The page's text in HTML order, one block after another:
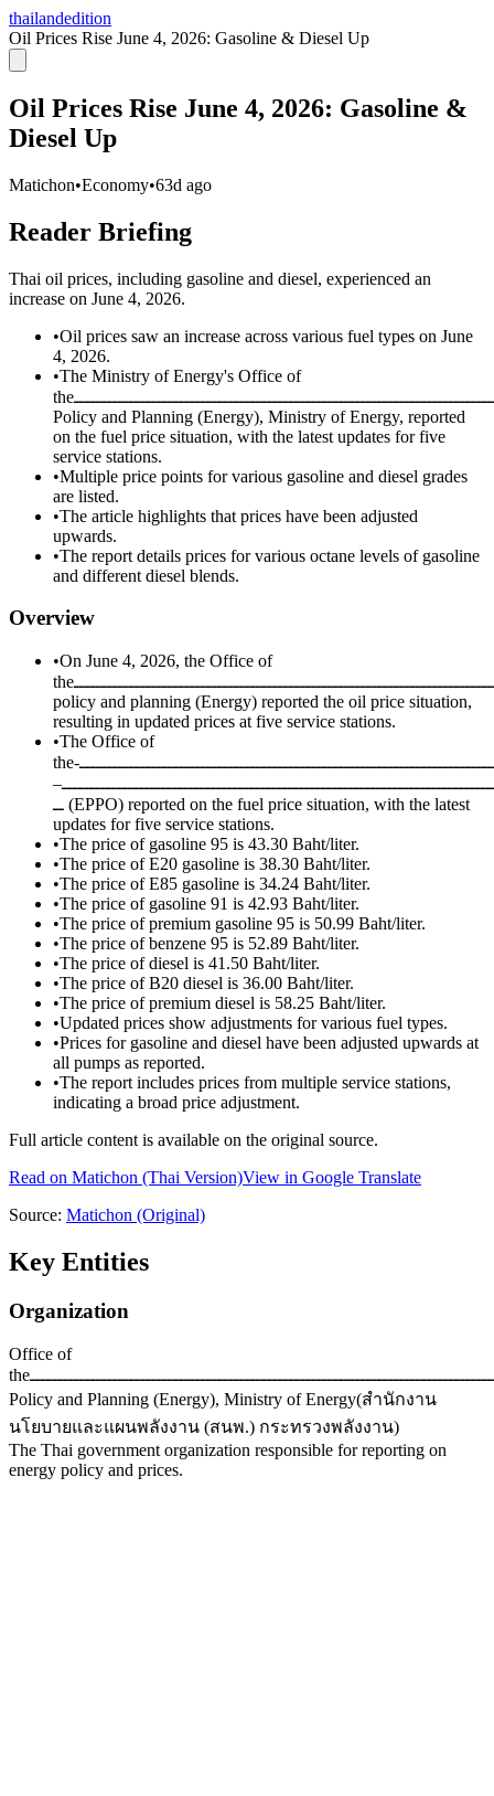
thailandedition
Oil Prices Rise June 4, 2026: Gasoline & Diesel Up
Oil Prices Rise June 4, 2026: Gasoline &
Diesel Up
Matichon•Economy•63d ago
Reader Briefing
Thai oil prices, including gasoline and diesel, experienced an
increase on June 4, 2026.
•Oil prices saw an increase across various fuel types on June
4, 2026.
•The Ministry of Energy's Office of
theـــــــــــــــــــــــــــــــــــــــــــــــــــــــــــــــــــــــــــــــــــــــــــــــــــــــــــــــــــــــــــــــــــــــــــــــــــــــــــــــــــــــــــــــــــــــــــــــــــــــــــــــــــــــــــــــــــــــــــــــــــــــــــــــــــــــــــــــــــــــــــــــــــــــــــــــــــــــــــــــــــــــــــــــــــــــــــــــــــــــــــــــــــــــــــــــــــــــــــــــــــــــــــــــــــــــــــــــــــــــــــــــــــــــــــــــــــــــــــــــــــــــــــــــــــــــــــــــــــــــــــــــــــــــــــــــــــــــــــــــــــــــــــــــــــــــــــــــــــــــــــــــــــــــــــــــــــــــــــــــــــــــــــــــــــــــــــــــــــــــــــــــــــــــــــــــــــــــــــــــــــــــــــــــــــــــــــــــــــــــــــــــــــــــــــــــــــــــــــــــــــــــــــــــــــــــــــــــــــــــــــــــــــــــــــــــــــــــــــــــــــــــــــــــــــــــــــــــــــــــــــــــــــــــــــــــــــــــــــــــــــــــــــــــــــــــــــــــــــــــــــــــــــــــــــــــــــــــــــــــــــــــــــــــــــــــــــــــــــــــــــــــــــــــــــــــــــــــــــــــــــــــــــــــــــــــــــــــــــــــــــــــــــــــــــــــــــــــــــــــــــــــــــــــــــــــــــــــــــــــــــــــــــــــــــــــــــــــــــــــــــــــــــــــــــــــــــــــــــــــــــــــــــــــــــــــــــــــــــــــــــــــــــــــــــــــــــــــــــــــــــــــــــــــــــــــــــــــــــــــــــــــــــــــــــــــــــــــــــــــــــــــــــــــــــــــــــــــــــــــــــــــــــــــــــــــــــــــــــــــــــــــــــــــــــــــــــــــــــــــــــــــــــــــــــــــــــــــــــــــــــــــــــــــــــــــــــــــــــــــــــــــــــــــــــــــــــــــــــــــــــــــــــــــــــــــــــــــــــــــــــــــــــــــــــــــــــــــــــــــــــــــــــــــــــــــــــــــــــــــــــــــــــــــــــــــــــــــــــــــــــــــــــــــــــــــــــــــــــــــــــــــــــــــــــــــــــــــــــــــــــــــــــــــــــــــــــــــــــــــــــــــــــــــــــــــــــــــــــــــــــــــــــــــــــــــــــــــــــــــــــــــــــــــــــــــــــــــــــــــــــــــــــــــــــــــــــــــــــــــــــــــــــــــــــــــــــــــــــــــــــــــــــــــــــــــــــــــــــــــــــــــــــــــــــــــــــــــــــــــــــــــــــــــــــــــــــــــــــــــــــــــــــــــــــــــــــــــــــــــــــــــــــــــــــــــــــــــــــــــــــــــــــــــــــــــــــــــــــــــــــــــــــــــــــــــــــــــــــــــــــــــــــــــــــــــــــــــــــــــــــــــــــــــــــــــــــــــــــــــــــــــــــــــــــــــــــــــــــــــــــــــــــــــــــــــــــــــــــــــــــــــــــــــــــــــــــــــــــــــــــــــــــــــــــــــــــــــــــــــــــــــــــــــــــــــــــــــــــــــــــــــــــــــــــــــــــــــــــــــــــــــــــــــــــــــــــــــــــــــــــــــــــــــــــــــــــــــــــــــــــــــــــــــــــــــــــــــــــــــــــــــــــــــــــــــــــــــــ
Policy and Planning (Energy), Ministry of Energy, reported
on the fuel price situation, with the latest updates for five
service stations.
•Multiple price points for various gasoline and diesel grades
are listed.
•The article highlights that prices have been adjusted
upwards.
•The report details prices for various octane levels of gasoline
and different diesel blends.
Overview
•On June 4, 2026, the Office of
theــــــــــــــــــــــــــــــــــــــــــــــــــــــــــــــــــــــــــــــــــــــــــــــــــــــــــــــــــــــــــــــــــــــــــــــــــــــــــــــــــــــــــــــــــــــــــــــــــــــــــــــــــــــــــــــــــــــــــــــــــــــــــــــــــــــــــــــــــــــــــــــــــــــــــــــــــــــــــــــــــــــــــــــــــــــــــــــــــــــــــــــــــــــــــــــــــــــــــــــــــــــــــــــــــــــــــــــــــــــــــــــــــــــــــــــــــــــــــــــــــــــــــــــــــــــــــــــــــــــــــــــــــــــــــــــــــــــــــــــــــــــــــــــــــــــــــــــــــــــــــــــــــــــــــــــــــــــــــــــــــــــــــــــــــــــــــــــــــــــــــــــــــــــــــــــــــــــــــــ
policy and planning (Energy) reported the oil price situation,
resulting in updated prices at five service stations.
•The Office of
theـــــــــــــــــــــــــــــــــــــــــــــــــــــــــــــــــــــــــــــــــــــــــــــــــــــــــــــــــــــــــــــــــــــــــــــــــــــــــــــــــــــــــــــــــــــــــــــــــــــــــــــــــــــــــــــــــــــــــــــــــــــــــــــــــــــــــــــــــــــــــــــــــــــــــــــــــــــــــــــــــــــــــــــــــــــــــــــــــــــــــــــــــــــــــــــــــــــــــــــــــــــــــــــــــــــــــــــــــــــــــــــــــــــــــــــــــــــــــــــــــــــــــــــــــــــــــــــــــــــــــــــــــــــــــــــــــــــــــــــــــــــــــــــــــــــــــــــــــــــــــــــــــــــــــــــــــــــــــــــــــــــــــــــــــــــــــــــــــــــــــــــــــــــــــــــــــــــــــــــــــــــــــــــــــــــــــــــــــــــــــــــــــــــــــــــــــــــــــــــــــــــــــــــــــــــــــــــــــــــــــــــــــــــــــــــــــــــــــــــــــــــــــــــــــــــــــــــــــــــــــــــــــــــــــــــــــــــــــــــــــــــــــــــــــــــــــــــــــــــــــــــــــــــــــــــــــــــــــــــــــــــــــــــــــــــــــــــــــــــــــــــــــــــــــــــــــــــــــــــــــــــــــــــــــــــــــــــــــــــــــــــــــــــــــــــــــــــــــــــــــــــــــــــــــــــــــــــــــــــــــــــــــــــــــــــــــــــــــــــــــــــــــــــــــــــــــــــــــــــــــــــــــــــــــــــــــــــــــــــــــــــــــــــــــــــــــــــــــــــــــــــــــــــــــــــــــــــــــــــــــــــــــــــــــــــــــــــــــــــــــــــــــــــــــــــــــــــــــــــــــــــــــــــــــــــــــــــــــــــــــــــــــــــــــــــــــــــــــــــــــــــــــــــــــــــــــــــــــــــــــــــــــــــــــــــــــــــــــــــــــــــــــــــــــــــــــــــــــــــــــــــــــــــــــــــــــــــــــــــــــــــــــــــــــــــــــــــــــــــــــــــــــــــــــــــــــــــــــــــــــــــــــــــــــــــــــــــــــــــــــــــــــــــــــــــــــــــــــــــــــــــــــــــــــــــــــــــــــــــــــــــــــــــــــــــــــــــــــــــــــــــــــــــــــــــــــــــــــــــــــــــــــــــــــــــــــــــــــــــــــــــــــــــــــــــــــــــــــــــــــــــــــــــــــــــــــــــــــــــــــــــــــ-
ــ (EPPO) reported on the fuel price situation, with the latest
updates for five service stations.
•The price of gasoline 95 is 43.30 Baht/liter.
•The price of E20 gasoline is 38.30 Baht/liter.
•The price of E85 gasoline is 34.24 Baht/liter.
•The price of gasoline 91 is 42.93 Baht/liter.
•The price of premium gasoline 95 is 50.99 Baht/liter.
•The price of benzene 95 is 52.89 Baht/liter.
•The price of diesel is 41.50 Baht/liter.
•The price of B20 diesel is 36.00 Baht/liter.
•The price of premium diesel is 58.25 Baht/liter.
•Updated prices show adjustments for various fuel types.
•Prices for gasoline and diesel have been adjusted upwards at
all pumps as reported.
•The report includes prices from multiple service stations,
indicating a broad price adjustment.
Full article content is available on the original source.
Read on Matichon (Thai Version)View in Google Translate
Source: Matichon (Original)
Key Entities
Organization
Office of
theـــــــــــــــــــــــــــــــــــــــــــــــــــــــــــــــــــــــــــــــــــــــــــــــــــــــــــــــــــــــــــــــــــــــــــــــــــــــــــــــــــــــــــــــــــــــــــــــــــــــــــــــــــــــــــــــــــــــــــــــــــــــــــــــــــــــــــــــــــــــــــــــــــــــــــــــــــــــــــــــــــــــــــــــــــــــــــــــــــــــــــــــــــــــــــــــــــــــــــــــــــــــــــــــــــــــــــ
Policy and Planning (Energy), Ministry of Energy(สำนักงาน
นโยบายและแผนพลังงาน (สนพ.) กระทรวงพลังงาน)
The Thai government organization responsible for reporting on
energy policy and prices.